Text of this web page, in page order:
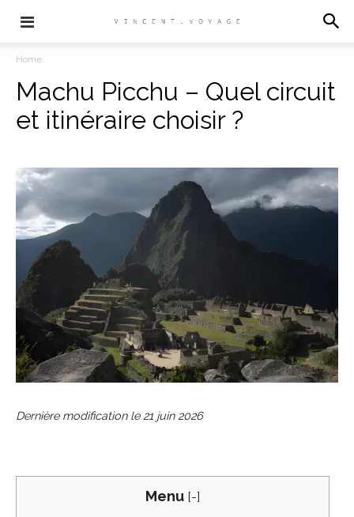
Home
Machu Picchu – Quel circuit
et itinéraire choisir ?
Dernière modification le 21 juin 2026
Menu [-]